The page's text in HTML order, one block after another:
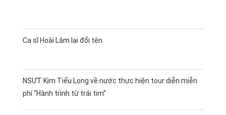
Ca sĩ Hoài Lâm lại đổi tên
NSƯT Kim Tiểu Long về nước thực hiện tour diễn miễn
phí “Hành trình từ trái tim”